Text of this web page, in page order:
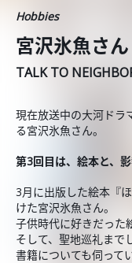
Hobbies
宮沢氷魚さ
TALK TO
現在放送中の大河ドラ
る宮沢氷魚さん。
第3回目は、絵本と、
3月に出版した絵本『
けた宮沢氷魚さん。
子供時代に好きだった
そして、聖地巡礼まで
書籍についても伺って